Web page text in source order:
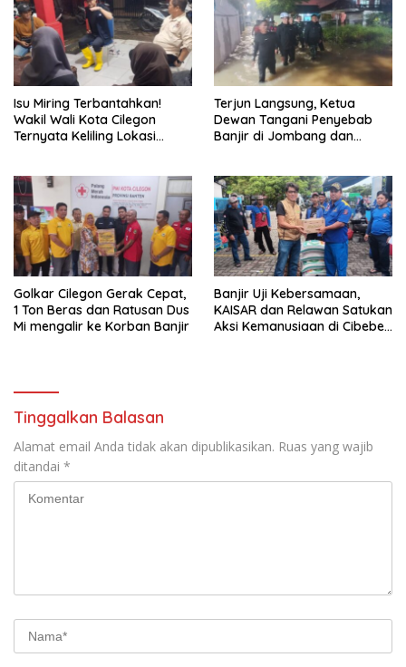
Isu Miring Terbantahkan!
Wakil Wali Kota Cilegon
Ternyata Keliling Lokasi
Terjun Langsung, Ketua
Dewan Tangani Penyebab
Banjir di Jombang dan
Golkar Cilegon Gerak Cepat,
1 Ton Beras dan Ratusan Dus
Mi mengalir ke Korban Banjir
Banjir Uji Kebersamaan,
KAISAR dan Relawan Satukan
Aksi Kemanusiaan di Cibeber
Tinggalkan Balasan
Alamat email Anda tidak akan dipublikasikan. Ruas yang wajib
ditandai *